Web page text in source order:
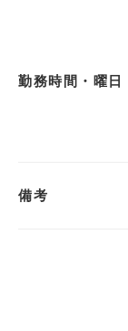
勤務時間・曜日
備考